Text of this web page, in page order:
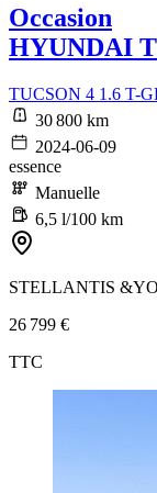
Occasion
HYUNDAI
TUCSON 4 1.6 T-
30 800 km
2024-06-09
essence
Manuelle
6,5 l/100 km
STELLANTIS
26 799 €
TTC